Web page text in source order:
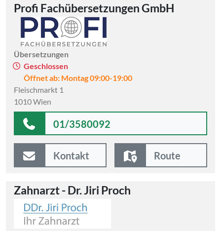
Profi Fachübersetzungen GmbH
Übersetzungen
Geschlossen
Öffnet ab: Montag 09:00-19:00
Fleischmarkt 1
1010 Wien
01/3580092
Kontakt Route
Zahnarzt - Dr. Jiri Proch